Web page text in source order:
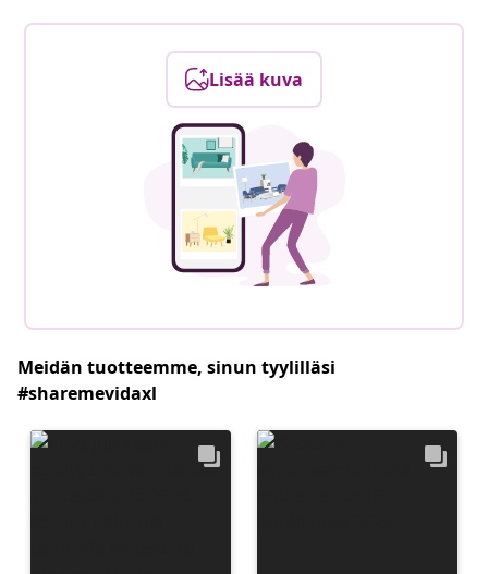
Lisää kuva
Meidän tuotteemme, sinun tyylilläsi
#sharemevidaxl